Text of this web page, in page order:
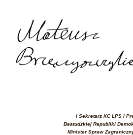
I Sekretarz KC LPS i
Beatudzkiej Republiki
Minister Spraw